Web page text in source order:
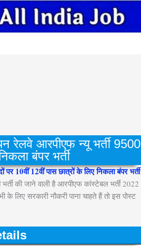
आरपीएफ न्यू भर्ती 9500
बंपर भर्ती
12वीं पास छात्रों के लिए निकला बंपर भर्ती
की जाने वाली है आरपीएफ कांस्टेबल भर्ती 2022
लिए सरकारी नौकरी पाना चाहते हैं तो इस पोस्ट